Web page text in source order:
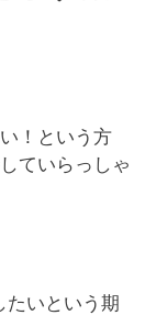
！という方
ていらっしゃ
たいという期